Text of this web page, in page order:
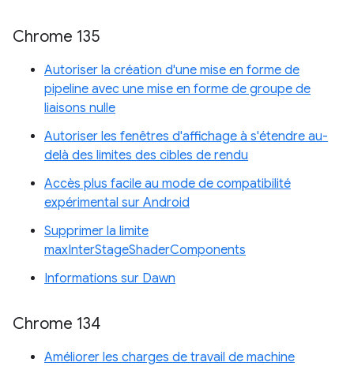
Chrome 135
Autoriser la création d'une mise en forme de
pipeline avec une mise en forme de groupe de
liaisons nulle
Autoriser les fenêtres d'affichage à s'étendre au-
delà des limites des cibles de rendu
Accès plus facile au mode de compatibilité
expérimental sur Android
Supprimer la limite
maxInterStageShaderComponents
Informations sur Dawn
Chrome 134
Améliorer les charges de travail de machine